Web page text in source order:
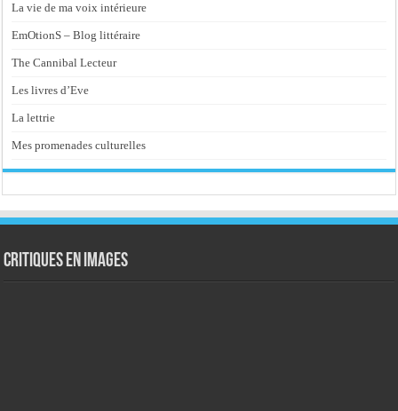
La vie de ma voix intérieure
EmOtionS – Blog littéraire
The Cannibal Lecteur
Les livres d’Eve
La lettrie
Mes promenades culturelles
Critiques en images